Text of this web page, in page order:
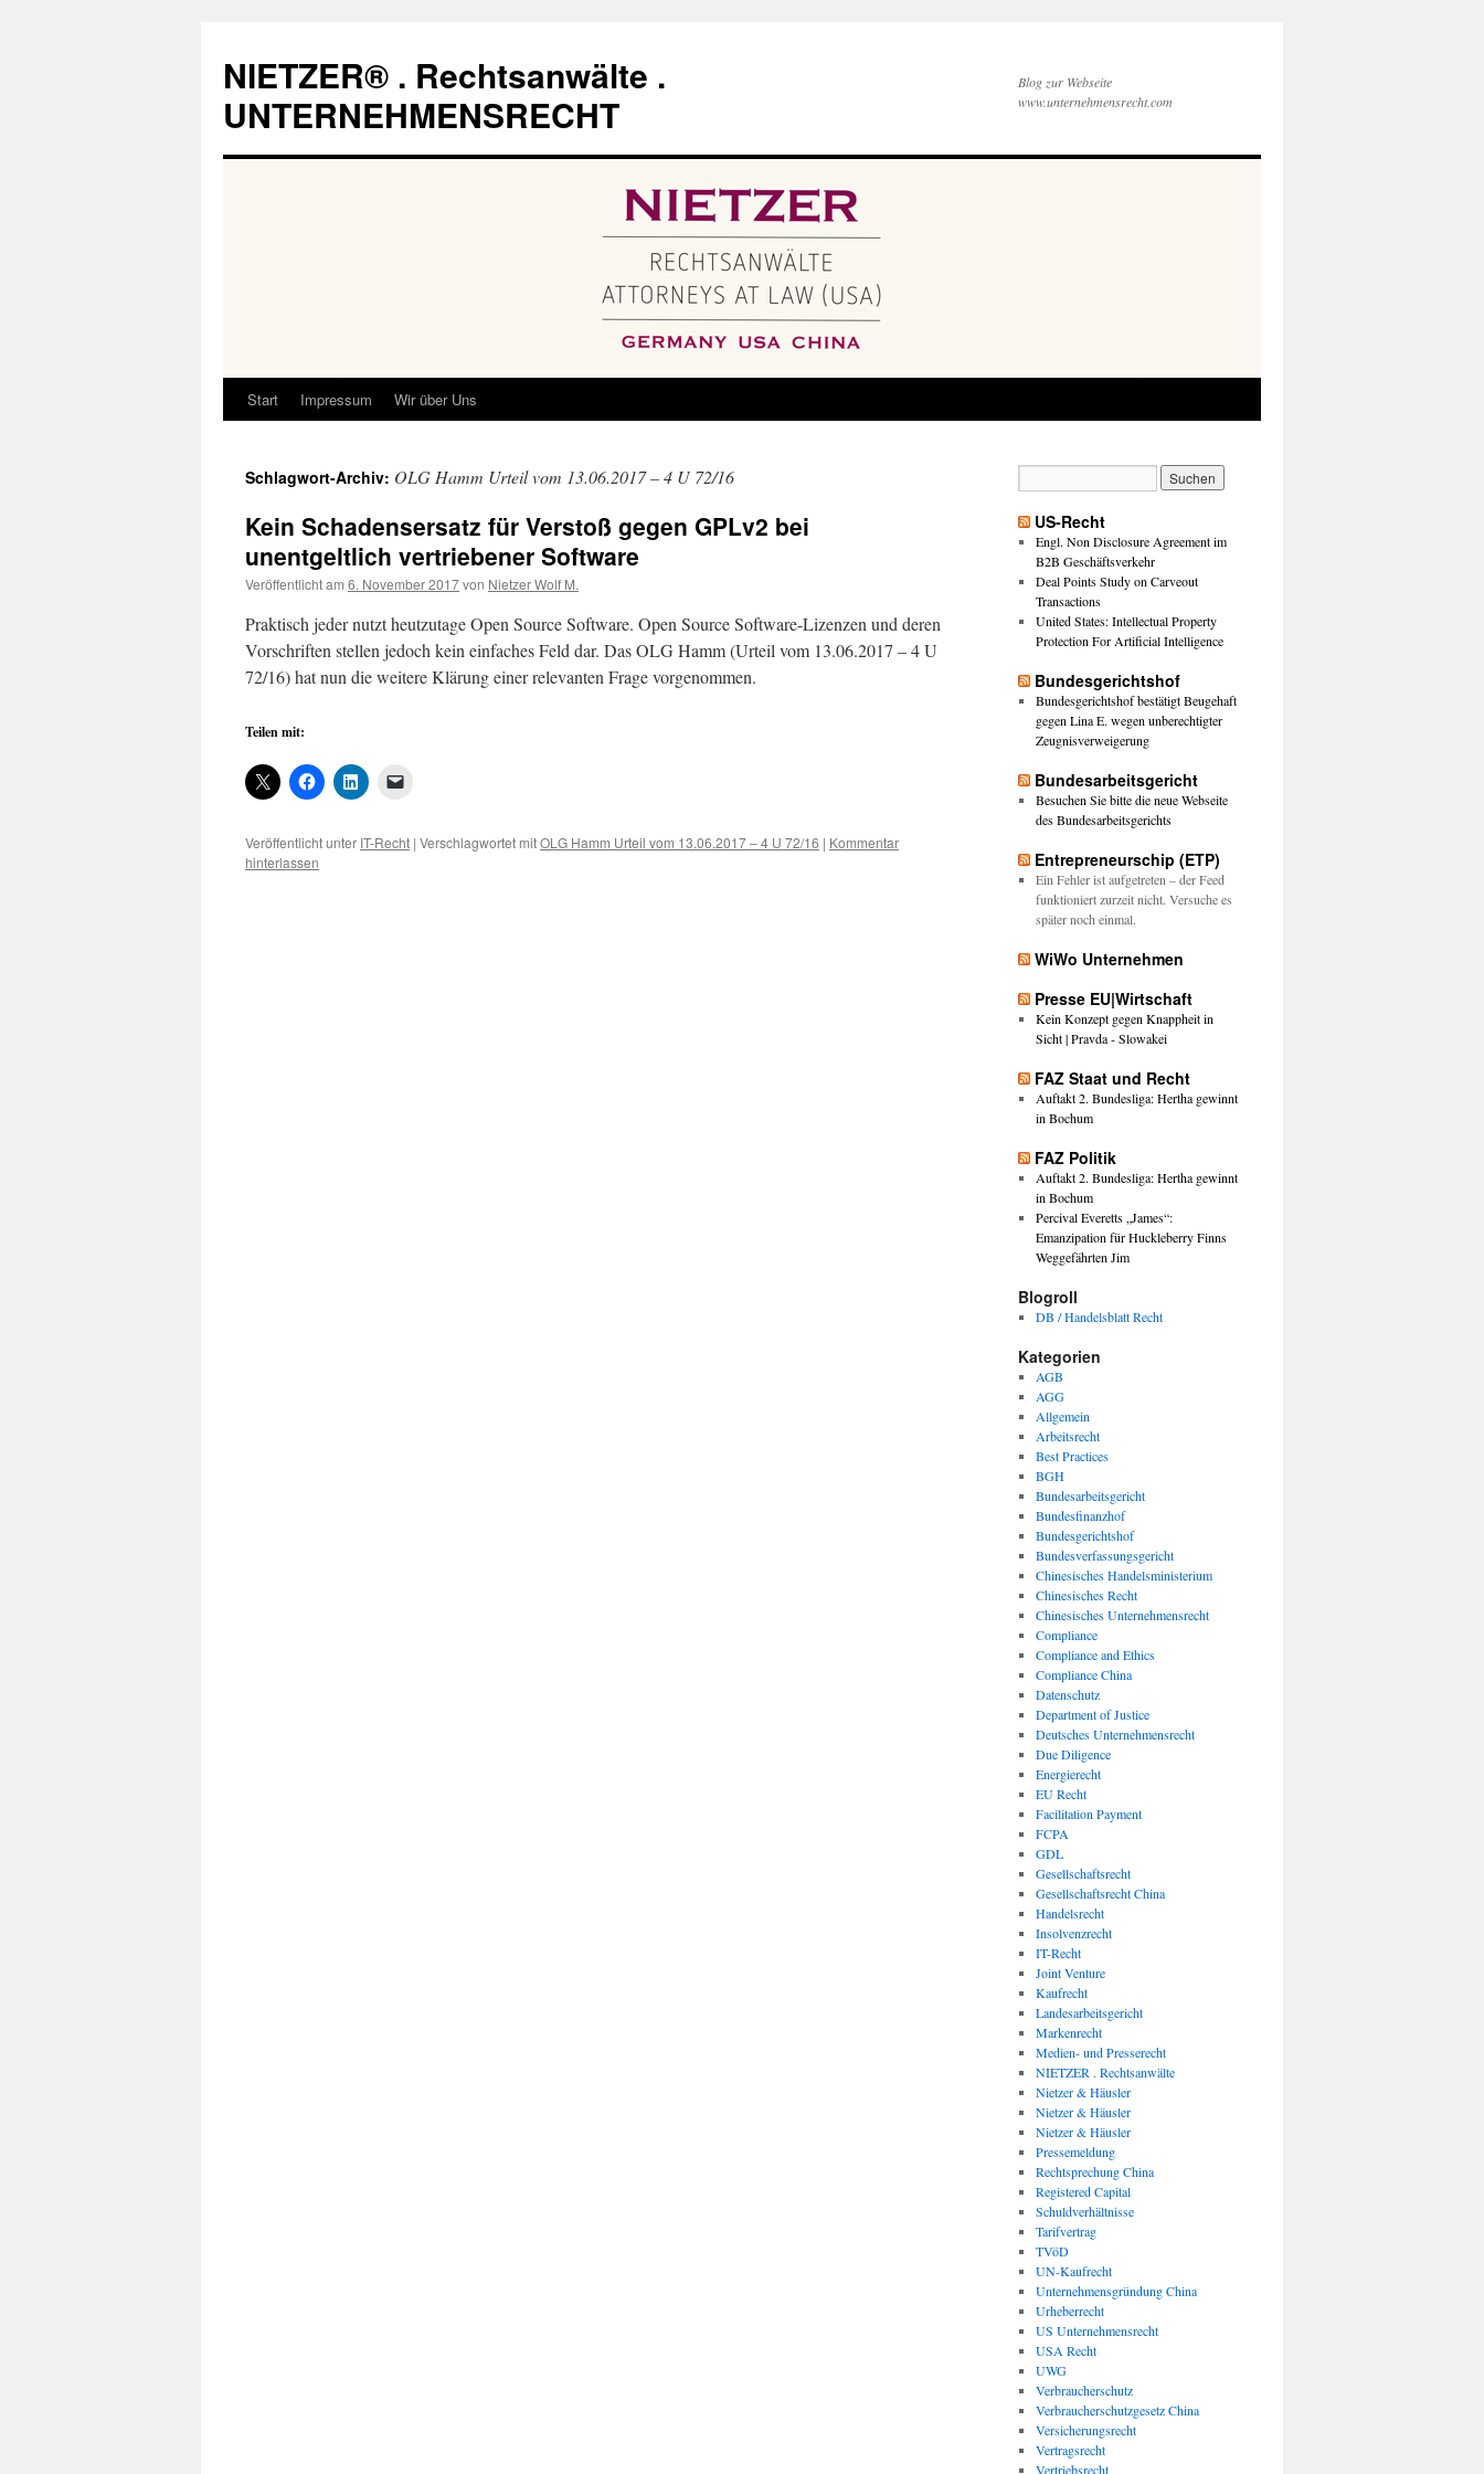
springen
NIETZER® . Rechtsanwälte .
UNTERNEHMENSRECHT
Blog zur Webseite
www.unternehmensrecht.com
Start Impressum Wir über Uns
Schlagwort-Archiv: OLG Hamm Urteil vom 13.06.2017 – 4 U 72/16
Kein Schadensersatz für Verstoß gegen GPLv2 bei
unentgeltlich vertriebener Software
Veröffentlicht am 6. November 2017von Nietzer Wolf M.
Praktisch jeder nutzt heutzutage Open Source Software. Open Source Software-Lizenzen und deren
Vorschriften stellen jedoch kein einfaches Feld dar. Das OLG Hamm (Urteil vom 13.06.2017 – 4 U
72/16) hat nun die weitere Klärung einer relevanten Frage vorgenommen.
Teilen mit:
Veröffentlicht unter IT-Recht | Verschlagwortet mitOLG Hamm Urteil vom 13.06.2017 – 4 U 72/16 | Kommentar
hinterlassen
US-Recht
Engl. Non Disclosure Agreement im
B2B Geschäftsverkehr
Deal Points Study on Carveout
Transactions
United States: Intellectual Property
Protection For Artificial Intelligence
Bundesgerichtshof
Bundesgerichtshof bestätigt Beugehaft
gegen Lina E. wegen unberechtigter
Zeugnisverweigerung
Bundesarbeitsgericht
Besuchen Sie bitte die neue Webseite
des Bundesarbeitsgerichts
Entrepreneurschip (ETP)
Ein Fehler ist aufgetreten – der Feed
funktioniert zurzeit nicht. Versuche es
später noch einmal.
WiWo Unternehmen
Presse EU|Wirtschaft
Kein Konzept gegen Knappheit in
Sicht | Pravda - Slowakei
FAZ Staat und Recht
Auftakt 2. Bundesliga: Hertha gewinnt
in Bochum
FAZ Politik
Auftakt 2. Bundesliga: Hertha gewinnt
in Bochum
Percival Everetts „James“:
Emanzipation für Huckleberry Finns
Weggefährten Jim
Blogroll
DB / Handelsblatt Recht
Kategorien
AGB
AGG
Allgemein
Arbeitsrecht
Best Practices
BGH
Bundesarbeitsgericht
Bundesfinanzhof
Bundesgerichtshof
Bundesverfassungsgericht
Chinesisches Handelsministerium
Chinesisches Recht
Chinesisches Unternehmensrecht
Compliance
Compliance and Ethics
Compliance China
Datenschutz
Department of Justice
Deutsches Unternehmensrecht
Due Diligence
Energierecht
EU Recht
Facilitation Payment
FCPA
GDL
Gesellschaftsrecht
Gesellschaftsrecht China
Handelsrecht
Insolvenzrecht
IT-Recht
Joint Venture
Kaufrecht
Landesarbeitsgericht
Markenrecht
Medien- und Presserecht
NIETZER . Rechtsanwälte
Nietzer & Häusler
Nietzer & Häusler
Nietzer & Häusler
Pressemeldung
Rechtsprechung China
Registered Capital
Schuldverhältnisse
Tarifvertrag
TVöD
UN-Kaufrecht
Unternehmensgründung China
Urheberrecht
US Unternehmensrecht
USA Recht
UWG
Verbraucherschutz
Verbraucherschutzgesetz China
Versicherungsrecht
Vertragsrecht
Vertriebsrecht